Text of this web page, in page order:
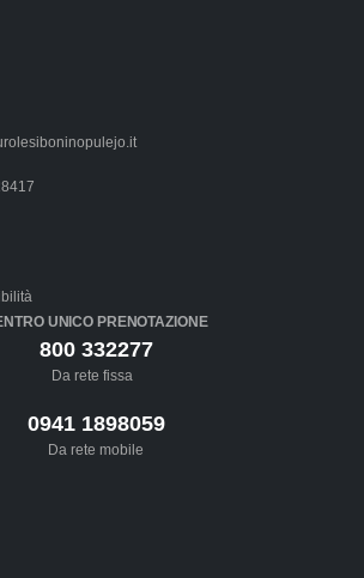
UNICO PRENOTAZIONE
800 332277
Da rete fissa
0941 1898059
Da rete mobile